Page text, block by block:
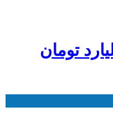
میلیارد تومان